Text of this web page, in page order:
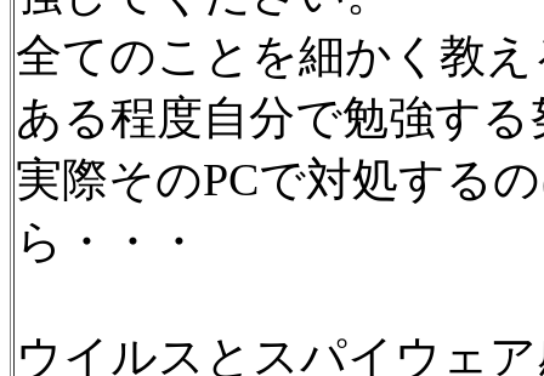
全てのことを細かく教
ある程度自分で勉強す
実際そのPCで対処する
ら・・・
ウイルスとスパイウェ